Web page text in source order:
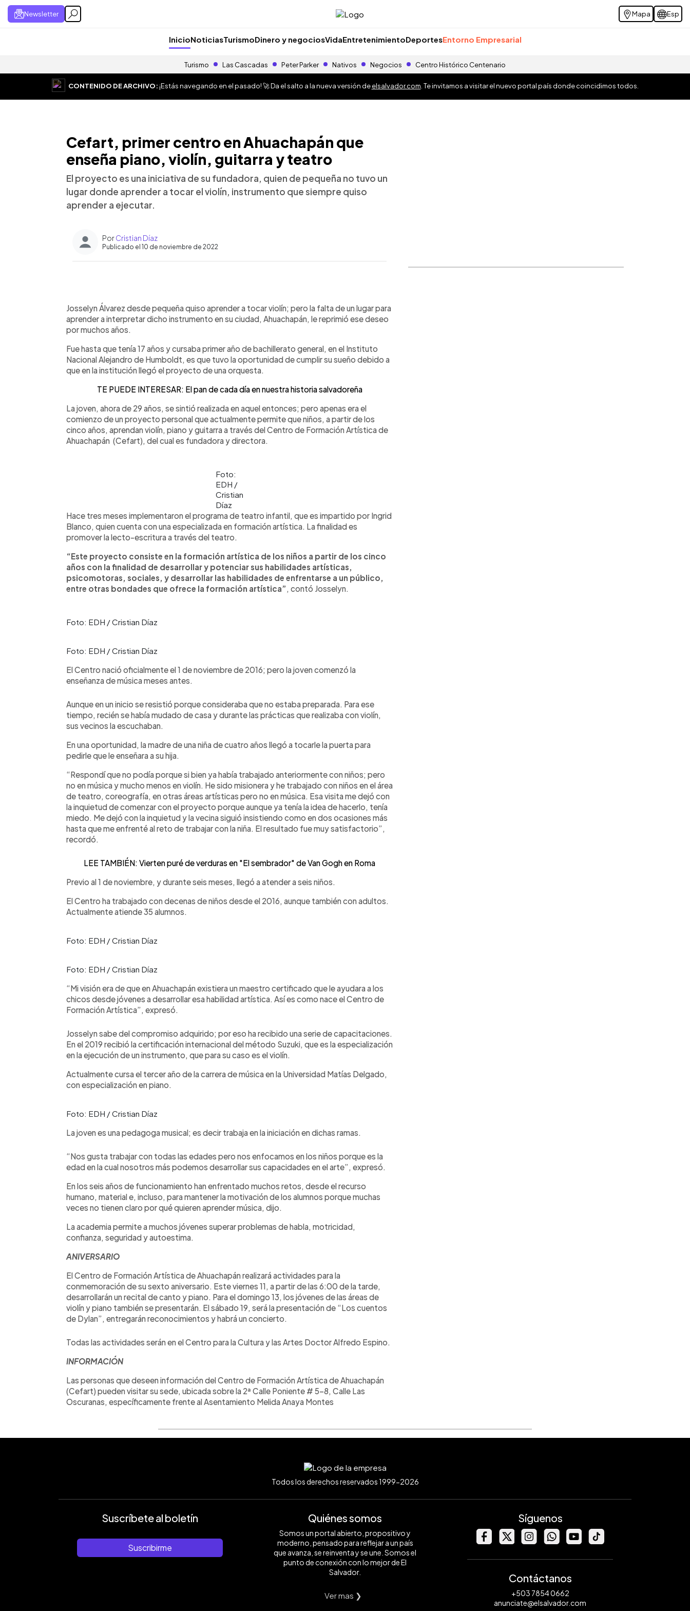
Newsletter Mapa Esp
InicioNoticiasTurismoDinero y negociosVidaEntretenimientoDeportesEntorno Empresarial
Turismo Las Cascadas Peter Parker Nativos Negocios Centro Histórico Centenario
CONTENIDO DE ARCHIVO:¡Estás navegando en el pasado! 🚀 Da el salto a la nueva versión deelsalvador.com . Te invitamos a visitar el nuevo portal país donde coincidimos todos.
Cefart, primer centro en Ahuachapán que
enseña piano, violín, guitarra y teatro
El proyecto es una iniciativa de su fundadora, quien de pequeña no tuvo un
lugar donde aprender a tocar el violín, instrumento que siempre quiso
aprender a ejecutar.
PorCristian Díaz
Publicado el 10 de noviembre de 2022
► Escuchar artículo
Josselyn Álvarez desde pequeña quiso aprender a tocar violín; pero la falta de un lugar para
aprender a interpretar dicho instrumento en su ciudad, Ahuachapán, le reprimió ese deseo
por muchos años.
Fue hasta que tenía 17 años y cursaba primer año de bachillerato general, en el Instituto
Nacional Alejandro de Humboldt, es que tuvo la oportunidad de cumplir su sueño debido a
que en la institución llegó el proyecto de una orquesta.
TE PUEDE INTERESAR: El pan de cada día en nuestra historia salvadoreña
La joven, ahora de 29 años, se sintió realizada en aquel entonces; pero apenas era el
comienzo de un proyecto personal que actualmente permite que niños, a partir de los
cinco años, aprendan violín, piano y guitarra a través del Centro de Formación Artística de
Ahuachapán (Cefart), del cual es fundadora y directora.
Foto:
EDH /
Cristian
Díaz
Hace tres meses implementaron el programa de teatro infantil, que es impartido por Ingrid
Blanco, quien cuenta con una especializada en formación artística. La finalidad es
promover la lecto-escritura a través del teatro.
“Este proyecto consiste en la formación artística de los niños a partir de los cinco
años con la finalidad de desarrollar y potenciar sus habilidades artísticas,
psicomotoras, sociales, y desarrollar las habilidades de enfrentarse a un público,
entre otras bondades que ofrece la formación artística”, contó Josselyn.
Foto: EDH / Cristian Díaz
Foto: EDH / Cristian Díaz
El Centro nació oficialmente el 1 de noviembre de 2016; pero la joven comenzó la
enseñanza de música meses antes.
Aunque en un inicio se resistió porque consideraba que no estaba preparada. Para ese
tiempo, recién se había mudado de casa y durante las prácticas que realizaba con violín,
sus vecinos la escuchaban.
En una oportunidad, la madre de una niña de cuatro años llegó a tocarle la puerta para
pedirle que le enseñara a su hija.
“Respondí que no podía porque si bien ya había trabajado anteriormente con niños; pero
no en música y mucho menos en violín. He sido misionera y he trabajado con niños en el área
de teatro, coreografía, en otras áreas artísticas pero no en música. Esa visita me dejó con
la inquietud de comenzar con el proyecto porque aunque ya tenía la idea de hacerlo, tenía
miedo. Me dejó con la inquietud y la vecina siguió insistiendo como en dos ocasiones más
hasta que me enfrenté al reto de trabajar con la niña. El resultado fue muy satisfactorio”,
recordó.
LEE TAMBIÉN: Vierten puré de verduras en "El sembrador" de Van Gogh en Roma
Previo al 1 de noviembre, y durante seis meses, llegó a atender a seis niños.
El Centro ha trabajado con decenas de niños desde el 2016, aunque también con adultos.
Actualmente atiende 35 alumnos.
Foto: EDH / Cristian Díaz
Foto: EDH / Cristian Díaz
“Mi visión era de que en Ahuachapán existiera un maestro certificado que le ayudara a los
chicos desde jóvenes a desarrollar esa habilidad artística. Así es como nace el Centro de
Formación Artística”, expresó.
Josselyn sabe del compromiso adquirido; por eso ha recibido una serie de capacitaciones.
En el 2019 recibió la certificación internacional del método Suzuki, que es la especialización
en la ejecución de un instrumento, que para su caso es el violín.
Actualmente cursa el tercer año de la carrera de música en la Universidad Matías Delgado,
con especialización en piano.
Foto: EDH / Cristian Díaz
La joven es una pedagoga musical; es decir trabaja en la iniciación en dichas ramas.
“Nos gusta trabajar con todas las edades pero nos enfocamos en los niños porque es la
edad en la cual nosotros más podemos desarrollar sus capacidades en el arte”, expresó.
En los seis años de funcionamiento han enfrentado muchos retos, desde el recurso
humano, material e, incluso, para mantener la motivación de los alumnos porque muchas
veces no tienen claro por qué quieren aprender música, dijo.
La academia permite a muchos jóvenes superar problemas de habla, motricidad,
confianza, seguridad y autoestima.
ANIVERSARIO
El Centro de Formación Artística de Ahuachapán realizará actividades para la
conmemoración de su sexto aniversario. Este viernes 11, a partir de las 6:00 de la tarde,
desarrollarán un recital de canto y piano. Para el domingo 13, los jóvenes de las áreas de
violín y piano también se presentarán. El sábado 19, será la presentación de “Los cuentos
de Dylan”, entregarán reconocimientos y habrá un concierto.
Todas las actividades serán en el Centro para la Cultura y las Artes Doctor Alfredo Espino.
INFORMACIÓN
Las personas que deseen información del Centro de Formación Artística de Ahuachapán
(Cefart) pueden visitar su sede, ubicada sobre la 2ª Calle Poniente # 5-8, Calle Las
Oscuranas, específicamente frente al Asentamiento Melida Anaya Montes
Todos los derechos reservados 1999-2026
Suscríbete al boletín
Suscribirme
Quiénes somos
Somos un portal abierto, propositivo y
moderno, pensado para reflejar a un país
que avanza, se reinventa y se une. Somos el
punto de conexión con lo mejor de El
Salvador.
Ver mas ❯
Síguenos
Contáctanos
+503 7854 0662
anunciate@elsalvador.com